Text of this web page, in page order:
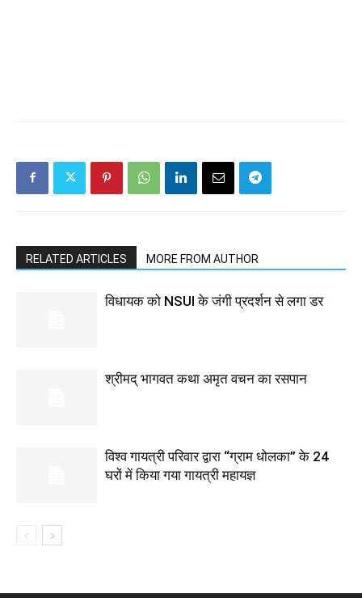
RELATED ARTICLES MORE FROM AUTHOR
विधायक को NSUI के जंगी प्रदर्शन से लगा डर
श्रीमद् भागवत कथा अमृत वचन का रसपान
विश्व गायत्री परिवार द्वारा “ग्राम धोलका” के 24
घरों में किया गया गायत्री महायज्ञ